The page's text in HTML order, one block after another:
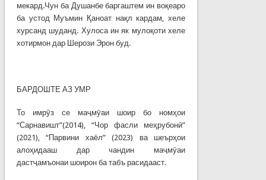
мекард.Чун ба Душанбе баргаштем ин воқеаро
ба устод Муъмин Қаноат нақл кардам, хеле
хурсанд шуданд. Хулоса ин як мулоқоти хеле
хотирмон дар Шерози Эрон буд.
БАРДОШТЕ АЗ УМР
То имрӯз се маҷмӯаи шоир бо номҳои
“Сарнавишт”(2014), “Чор фасли меҳрубонӣ”
(2021), “Парвини хаёл” (2023) ва шеърҳои
алоҳидааш дар чандин маҷмӯаи
дастҷамъонаи шоирон ба табъ расидааст.